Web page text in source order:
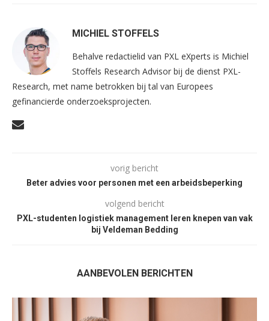
MICHIEL STOFFELS
Behalve redactielid van PXL eXperts is Michiel
Stoffels Research Advisor bij de dienst PXL-
Research, met name betrokken bij tal van Europees
gefinancierde onderzoeksprojecten.
vorig bericht
Beter advies voor personen met een arbeidsbeperking
volgend bericht
PXL-studenten logistiek management leren knepen van vak
bij Veldeman Bedding
AANBEVOLEN BERICHTEN